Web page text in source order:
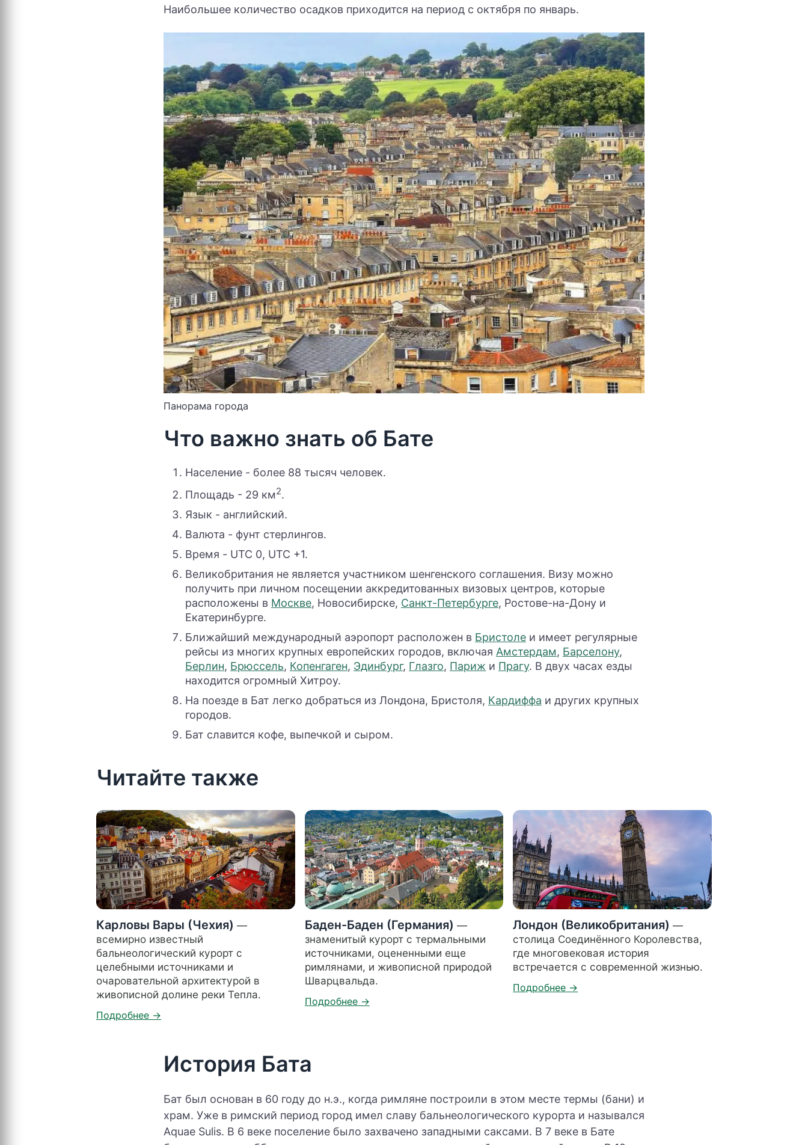
Наибольшее количество осадков приходится на период с октября по январь.
Панорама города
Что важно знать об Бате
Население - более 88 тысяч человек.
Площадь - 29 км2.
Язык - английский.
Валюта - фунт стерлингов.
Время - UTC 0, UTC +1.
Великобритания не является участником шенгенского соглашения. Визу можно
получить при личном посещении аккредитованных визовых центров, которые
расположены в Москве, Новосибирске, Санкт-Петербурге, Ростове-на-Дону и
Екатеринбурге.
Ближайший международный аэропорт расположен в Бристоле и имеет регулярные
рейсы из многих крупных европейских городов, включая Амстердам, Барселону,
Берлин, Брюссель, Копенгаген, Эдинбург, Глазго, Париж и Прагу. В двух часах езды
находится огромный Хитроу.
На поезде в Бат легко добраться из Лондона, Бристоля, Кардиффа и других крупных
городов.
Бат славится кофе, выпечкой и сыром.
Читайте также
Карловы Вары (Чехия) —
всемирно известный
бальнеологический курорт с
целебными источниками и
очаровательной архитектурой в
живописной долине реки Тепла.
Баден-Баден (Германия) —
знаменитый курорт с термальными
источниками, оцененными еще
римлянами, и живописной природой
Шварцвальда.
Лондон (Великобритания) —
столица Соединённого Королевства,
где многовековая история
встречается с современной жизнью.
История Бата
Бат был основан в 60 году до н.э., когда римляне построили в этом месте термы (бани) и
храм. Уже в римский период город имел славу бальнеологического курорта и назывался
Aquae Sulis. В 6 веке поселение было захвачено западными саксами. В 7 веке в Бате